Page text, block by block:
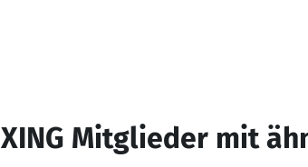
XING Mitglieder mit